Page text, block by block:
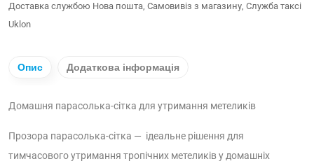
Доставка службою Нова пошта, Самовивіз з магазину, Служба таксі
Uklon
Опис Додаткова інформація
Домашня парасолька-сітка для утримання метеликів
Прозора парасолька-сітка — ідеальне рішення для
тимчасового утримання тропічних метеликів у домашніх